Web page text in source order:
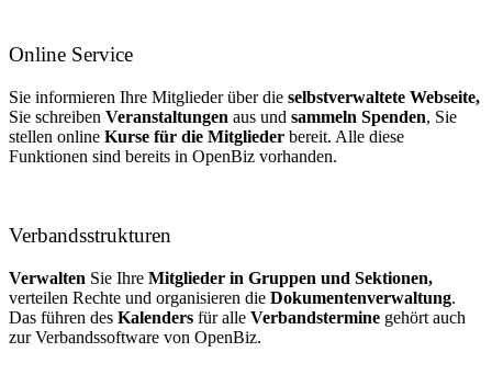
Online Service
Sie informieren Ihre Mitglieder über die selbstverwaltete Webseite,
Sie schreiben Veranstaltungen aus und sammeln Spenden, Sie
stellen online Kurse für die Mitglieder bereit. Alle diese
Funktionen sind bereits in OpenBiz vorhanden.
Verbandsstrukturen
Verwalten Sie Ihre Mitglieder in Gruppen und Sektionen,
verteilen Rechte und organisieren die Dokumentenverwaltung.
Das führen des Kalenders für alle Verbandstermine gehört auch
zur Verbandssoftware von OpenBiz.